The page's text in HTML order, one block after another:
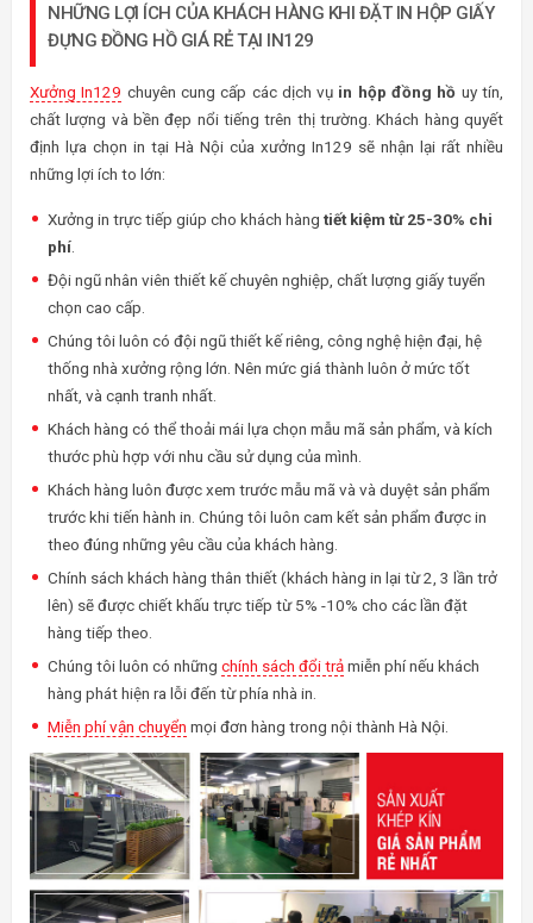
NHỮNG LỢI ÍCH CỦA KHÁCH HÀNG KHI ĐẶT IN HỘP GIẤY
ĐỰNG ĐỒNG HỒ GIÁ RẺ TẠI IN129
Xưởng In129 chuyên cung cấp các dịch vụ in hộp đồng hồ uy tín,
chất lượng và bền đẹp nổi tiếng trên thị trường. Khách hàng quyết
định lựa chọn in tại Hà Nội của xưởng In129 sẽ nhận lại rất nhiều
những lợi ích to lớn:
Xưởng in trực tiếp giúp cho khách hàng tiết kiệm từ 25-30% chi
phí
Đội ngũ nhân viên thiết kế chuyên nghiệp, chất lượng giấy tuyển
chọn cao cấp.
Chúng tôi luôn có đội ngũ thiết kế riêng, công nghệ hiện đại, hệ
thống nhà xưởng rộng lớn. Nên mức giá thành luôn ở mức tốt
nhất, và cạnh tranh nhất.
Khách hàng có thể thoải mái lựa chọn mẫu mã sản phẩm, và kích
thước phù hợp với nhu cầu sử dụng của mình.
Khách hàng luôn được xem trước mẫu mã và và duyệt sản phẩm
trước khi tiến hành in. Chúng tôi luôn cam kết sản phẩm được in
theo đúng những yêu cầu của khách hàng.
Chính sách khách hàng thân thiết (khách hàng in lại từ 2, 3 lần trở
lên) sẽ được chiết khấu trực tiếp từ 5% -10% cho các lần đặt
hàng tiếp theo.
Chúng tôi luôn có những chính sách đổi trảmiễn phí nếu khách
hàng phát hiện ra lỗi đến từ phía nhà in.
Miễn phí vận chuyển mọi đơn hàng trong nội thành Hà Nội.